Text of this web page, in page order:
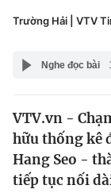
Phong cách
Chân dung
Sự kiện
Bóng đá
Bên lề
Trường Hải | VTV
Nghe đọc bài
VTV.vn -
hữu thống kê
Hang Seo -
tiếp tục nối